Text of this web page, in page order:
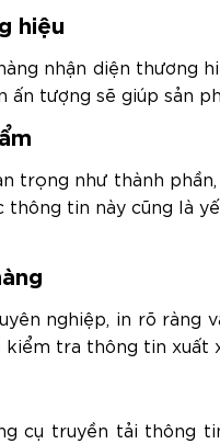
hiệu
nhận diện thương
ấn tượng sẽ giúp sản
trọng như thành
thông tin này cũng là
nghiệp, in rõ ràng
tra thông tin xuất
cụ truyền tải thông